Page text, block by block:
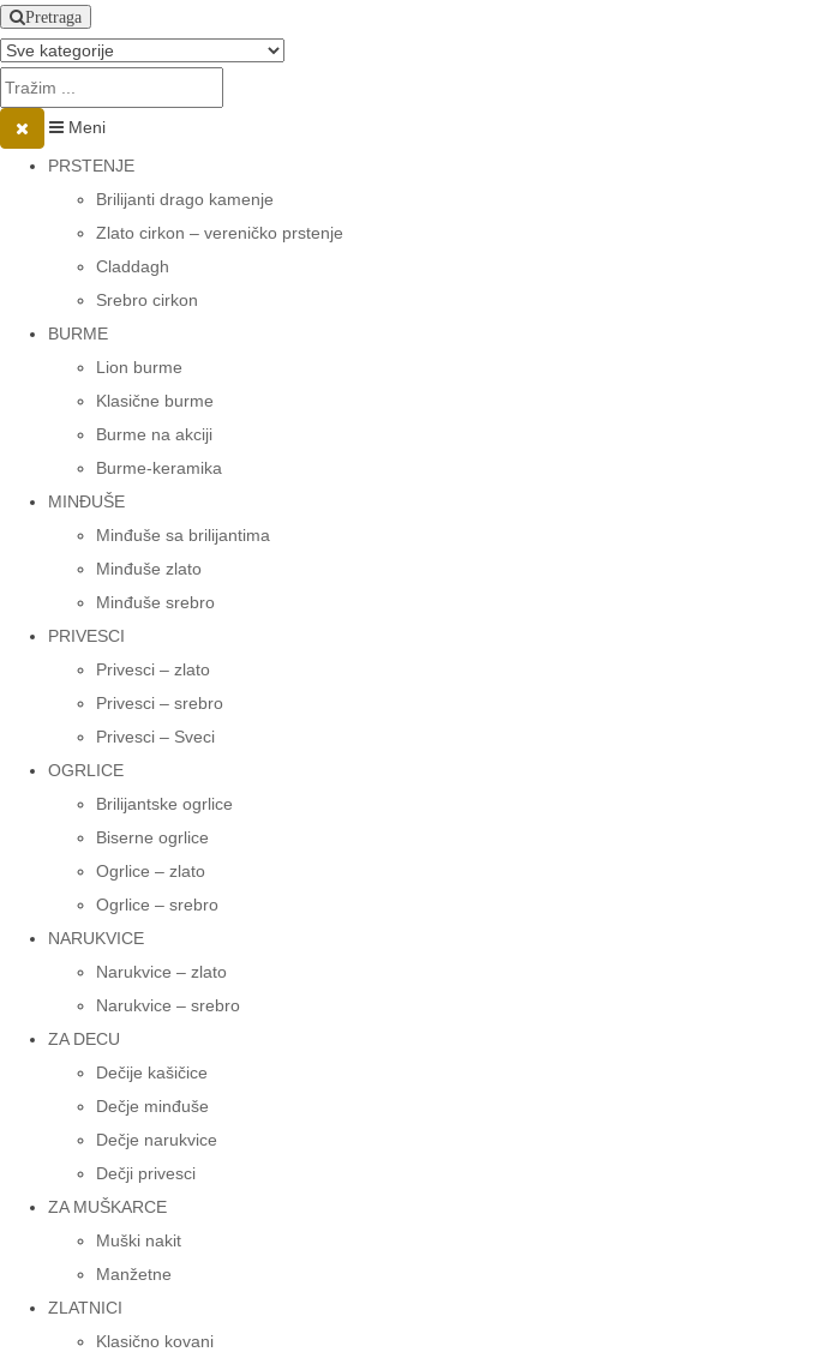
Pretraga
Meni
PRSTENJE
Brilijanti drago kamenje
Zlato cirkon – vereničko prstenje
Claddagh
Srebro cirkon
BURME
Lion burme
Klasične burme
Burme na akciji
Burme-keramika
MINĐUŠE
Minđuše sa brilijantima
Minđuše zlato
Minđuše srebro
PRIVESCI
Privesci – zlato
Privesci – srebro
Privesci – Sveci
OGRLICE
Brilijantske ogrlice
Biserne ogrlice
Ogrlice – zlato
Ogrlice – srebro
NARUKVICE
Narukvice – zlato
Narukvice – srebro
ZA DECU
Dečije kašičice
Dečje minđuše
Dečje narukvice
Dečji privesci
ZA MUŠKARCE
Muški nakit
Manžetne
ZLATNICI
Klasično kovani